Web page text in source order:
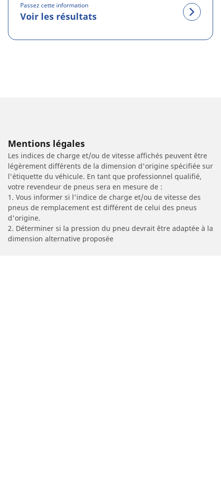
Passez cette information
Voir les résultats
Mentions légales
Les indices de charge et/ou de vitesse affichés peuvent être
légèrement différents de la dimension d'origine spécifiée sur
l'étiquette du véhicule. En tant que professionnel qualifié,
votre revendeur de pneus sera en mesure de :
1. Vous informer si l'indice de charge et/ou de vitesse des
pneus de remplacement est différent de celui des pneus
d'origine.
2. Déterminer si la pression du pneu devrait être adaptée à la
dimension alternative proposée